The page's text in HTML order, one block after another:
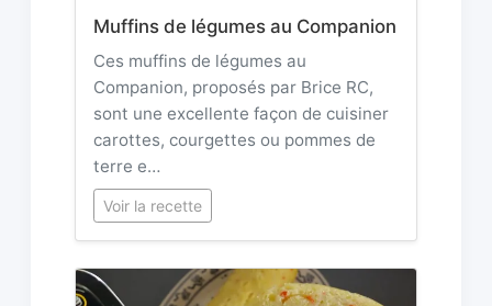
Muffins de légumes au Companion
Ces muffins de légumes au
Companion, proposés par Brice RC,
sont une excellente façon de cuisiner
carottes, courgettes ou pommes de
terre e…
Voir la recette